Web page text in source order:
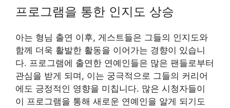
프로그램을 통한 인지도 상승
아는 형님 출연 이후, 게스트들은 그들의 인지도와
함께 더욱 활발한 활동을 이어가는 경향이 있습니
다. 프로그램에 출연한 연예인들은 많은 팬들로부터
관심을 받게 되며, 이는 궁극적으로 그들의 커리어
에도 긍정적인 영향을 미칩니다. 많은 시청자들이
이 프로그램을 통해 새로운 연예인을 알게 되기도